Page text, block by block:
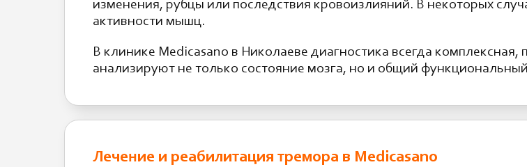
изменения, рубцы или последствия кровоизлияний. В некоторых
активности мышц.
В клинике Medicasano в Николаеве диагностика всегда
анализируют не только состояние мозга, но и общий функциональный
Лечение и реабилитация тремора в Medicasano